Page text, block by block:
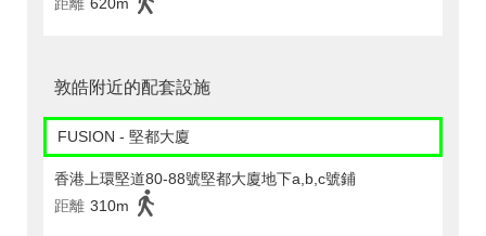
距離 620m
敦皓附近的配套設施
FUSION - 堅都大廈
香港上環堅道80-88號堅都大廈地下a,b,c號鋪
距離 310m